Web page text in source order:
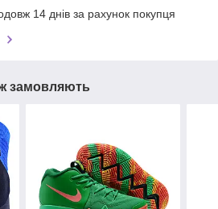
14 днів за рахунок покупця
замовляють